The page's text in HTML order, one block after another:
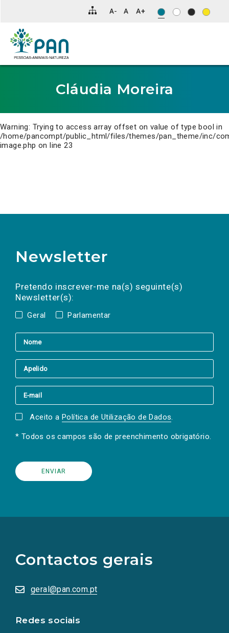
para
conteúdo
principal
da
Cláudia Moreira
Warning: Trying to access array offset on value of type bool in
/home/pancompt/public_html/files/themes/pan_theme/inc/
image.php on line23
Newsletter
Pretendo inscrever-me na(s) seguinte(s)
Newsletter(s):
Geral Parlamentar
a(s) newsletter(s).
mail
Aceito a Política de Utilização de Dados.
* Todos os campos são de preenchimento obrigatório.
Contactos gerais
geral@pan.com.pt
Redes sociais
redes
sociais
numa
nova